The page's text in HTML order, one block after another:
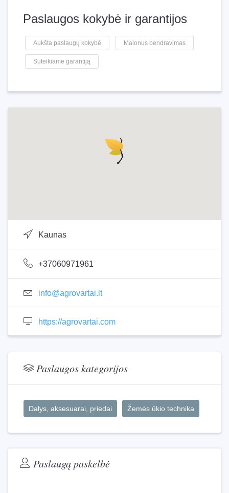
Paslaugos kokybė ir garantijos
Aukšta paslaugų kokybė Malonus bendravimas
Suteikiame garantiją
Kaunas
+37060971961
info@agrovartai.lt
https://agrovartai.com
Paslaugos kategorijos
Dalys, aksesuarai, priedai Žemės ūkio technika
Paslaugą paskelbė